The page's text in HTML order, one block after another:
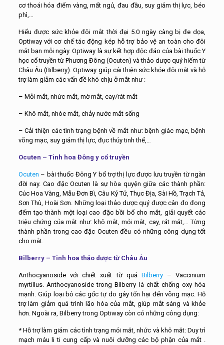
cơ thoái hóa điểm vàng, mất ngủ, đau đầu, suy giảm thị lực, béo
phì,…
Hiểu được sức khỏe đôi mắt thời đại 5.0 ngày càng bị đe dọa,
Optiway với cơ chế tác động kép hỗ trợ bảo vệ an toàn cho đôi
mắt bạn mỗi ngày. Optiway là sự kết hợp độc đáo của bài thuốc Y
học cổ truyền từ Phương Đông (Ocuten) và thảo dược quý hiếm từ
Châu Âu (Bilberry). Optiway giúp cải thiện sức khỏe đôi mắt và hỗ
trợ làm giảm các vấn đề khó chịu ở mắt như :
– Mỏi mắt, nhức mắt, mờ mắt, cay/rát mắt
– Khô mắt, nhòe mắt, chảy nước mắt sống
– Cải thiện các tình trạng bệnh về mắt như: bệnh giác mạc, bệnh
võng mạc, suy giảm thị lực, đục thủy tinh thể,…
Ocuten – Tinh hoa Đông y cổ truyền
Ocuten – bài thuốc Đông Y bổ trợ thị lực được lưu truyền từ ngàn
đời nay. Cao đặc Ocuten là sự hòa quyện giữa các thành phần:
Cúc Hoa Vàng, Mẫu Đơn Bì, Câu Kỷ Tử, Thục Địa, Sài Hồ, Trạch Tả,
Sơn Thù, Hoài Sơn. Những loại thảo dược quý được cân đo đong
đếm tạo thành một loại cao đặc bồi bổ cho mắt, giải quyết các
triệu chứng của mắt như: khô mắt, mỏi mắt, cay, rát mắt,… Từng
thành phần trong cao đặc Ocuten đều có những công dụng tốt
cho mắt.
Bilberry – Tinh hoa thảo dược từ Châu Âu
Anthocyanoside với chiết xuất từ quả Bilberry
– Vaccinium
myrtillus. Anthocyanoside trong Bilberry là chất chống oxy hóa
mạnh. Giúp loại bỏ các gốc tự do gây tổn hại đến võng mạc. Hỗ
trợ làm giảm quá trình lão hóa của mắt, giúp mắt sáng và khỏe
hơn. Ngoài ra, Bilberry trong Optiway còn có những công dụng:
* Hỗ trợ làm giảm các tình trạng mỏi mắt, nhức và khô mắt: Duy trì
mạch máu li ti cung cấp và nuôi dưỡng các bộ phận của mắt .